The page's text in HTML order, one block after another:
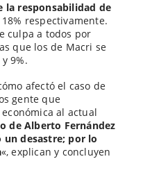
la responsabilidad de
18% respectivamente.
culpa a todos por
que los de Macri se
9%.
afectó el caso de
gente que
al actual
de Alberto Fernández
un desastre; por lo
«, explican y concluyen